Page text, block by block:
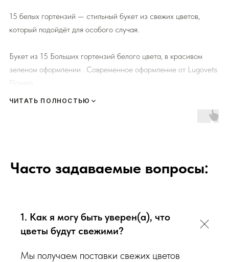
15 белых гортензий — стильный букет из свежих цветов,
который подойдёт для особого случая.
Букет из 15 Больших гортензий белого цвета, в красивом
зеленом оформлении . Современное оформление от Lugovets
Flowers.
Мы подходим к каждой доставке цветов индивидуально
определенный букет - Вы передаете нам ваши пожелания по
виду букета (Приблизительному размеру букета, цветовой
администратор для уточнения деталей заказа.
ЧИТАТЬ ПОЛНОСТЬЮ
Часто задаваемые вопросы:
1. Как я могу быть уверен(а), что
цветы будут свежими?
Мы получаем поставки свежих цветов